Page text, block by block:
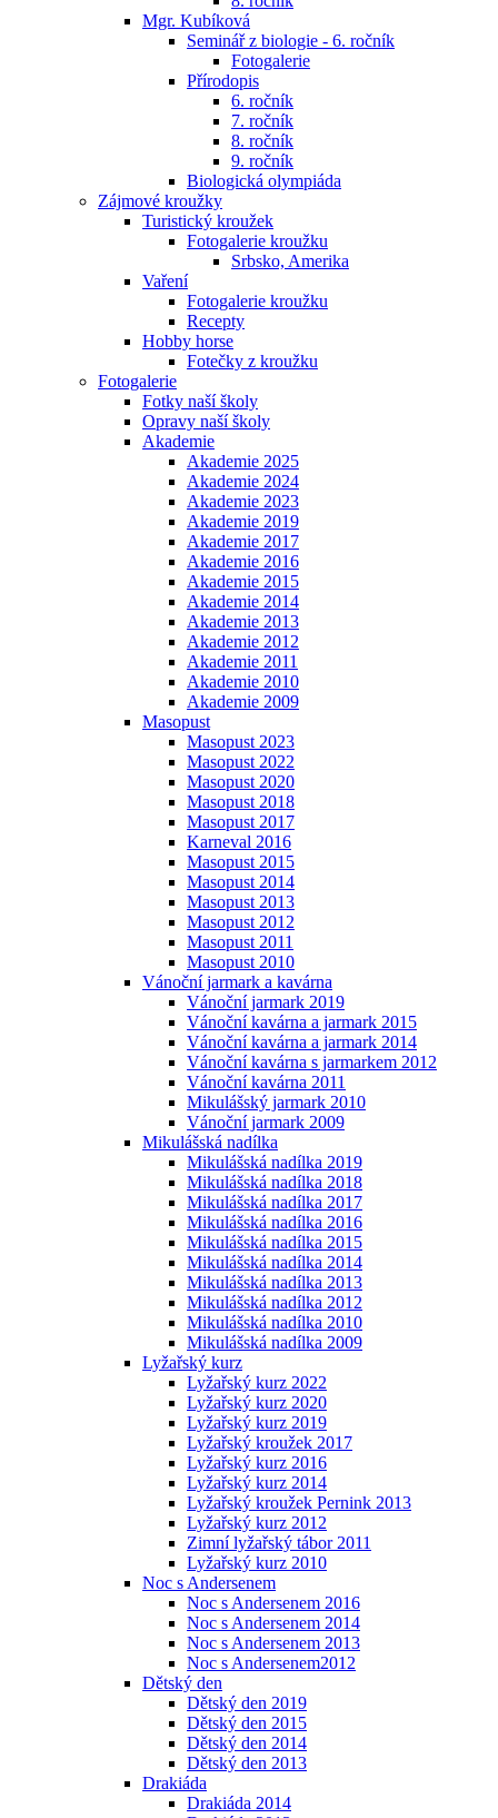
Mgr. Kubíková
Seminář z biologie - 6. ročník
Fotogalerie
Přírodopis
6. ročník
7. ročník
8. ročník
9. ročník
Biologická olympiáda
Zájmové kroužky
Turistický kroužek
Fotogalerie kroužku
Srbsko, Amerika
Vaření
Fotogalerie kroužku
Recepty
Hobby horse
Fotečky z kroužku
Fotogalerie
Fotky naší školy
Opravy naší školy
Akademie
Akademie 2025
Akademie 2024
Akademie 2023
Akademie 2019
Akademie 2017
Akademie 2016
Akademie 2015
Akademie 2014
Akademie 2013
Akademie 2012
Akademie 2011
Akademie 2010
Akademie 2009
Masopust
Masopust 2023
Masopust 2022
Masopust 2020
Masopust 2018
Masopust 2017
Karneval 2016
Masopust 2015
Masopust 2014
Masopust 2013
Masopust 2012
Masopust 2011
Masopust 2010
Vánoční jarmark a kavárna
Vánoční jarmark 2019
Vánoční kavárna a jarmark 2015
Vánoční kavárna a jarmark 2014
Vánoční kavárna s jarmarkem 2012
Vánoční kavárna 2011
Mikulášský jarmark 2010
Vánoční jarmark 2009
Mikulášská nadílka
Mikulášská nadílka 2019
Mikulášská nadílka 2018
Mikulášská nadílka 2017
Mikulášská nadílka 2016
Mikulášská nadílka 2015
Mikulášská nadílka 2014
Mikulášská nadílka 2013
Mikulášská nadílka 2012
Mikulášská nadílka 2010
Mikulášská nadílka 2009
Lyžařský kurz
Lyžařský kurz 2022
Lyžařský kurz 2020
Lyžařský kurz 2019
Lyžařský kroužek 2017
Lyžařský kurz 2016
Lyžařský kurz 2014
Lyžařský kroužek Pernink 2013
Lyžařský kurz 2012
Zimní lyžařský tábor 2011
Lyžařský kurz 2010
Noc s Andersenem
Noc s Andersenem 2016
Noc s Andersenem 2014
Noc s Andersenem 2013
Noc s Andersenem2012
Dětský den
Dětský den 2019
Dětský den 2015
Dětský den 2014
Dětský den 2013
Drakiáda
Drakiáda 2014